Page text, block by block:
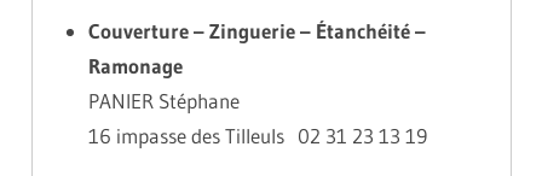
Couverture – Zinguerie – Étanchéité –
Ramonage
PANIER Stéphane
16 impasse des Tilleuls 02 31 23 13 19